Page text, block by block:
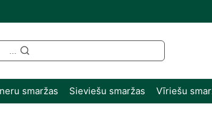
smaržas Sieviešu smaržas Vīriešu